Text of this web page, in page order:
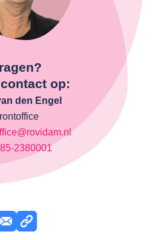
op:
den Engel
2380001